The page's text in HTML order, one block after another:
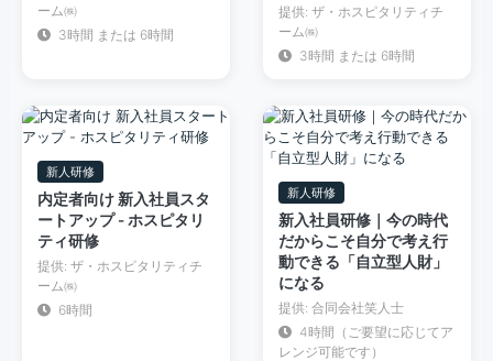
ーム㈱
3時間 または 6時間
提供: ザ・ホスピタリティチ
ーム㈱
3時間 または 6時間
新人研修
内定者向け 新入社員スタ
ートアップ - ホスピタリ
ティ研修
提供: ザ・ホスピタリティチ
ーム㈱
6時間
新人研修
新入社員研修｜今の時代
だからこそ自分で考え行
動できる「自立型人財」
になる
提供: 合同会社笑人士
4時間（ご要望に応じてア
レンジ可能です）